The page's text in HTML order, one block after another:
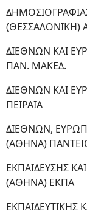
(ΘΕΣΣΑΛΟΝΙΚΗ)
ΔΙΕΘΝΩΝ ΚΑΙ
ΠΑΝ. ΜΑΚΕΔ.
ΔΙΕΘΝΩΝ ΚΑΙ
ΠΕΙΡΑΙΑ
ΔΙΕΘΝΩΝ,
(ΑΘΗΝΑ)
ΕΚΠΑΙΔΕΥΣΗΣ
(ΑΘΗΝΑ) ΕΚΠΑ
ΕΚΠΑΙΔΕΥΤΙΚΗΣ